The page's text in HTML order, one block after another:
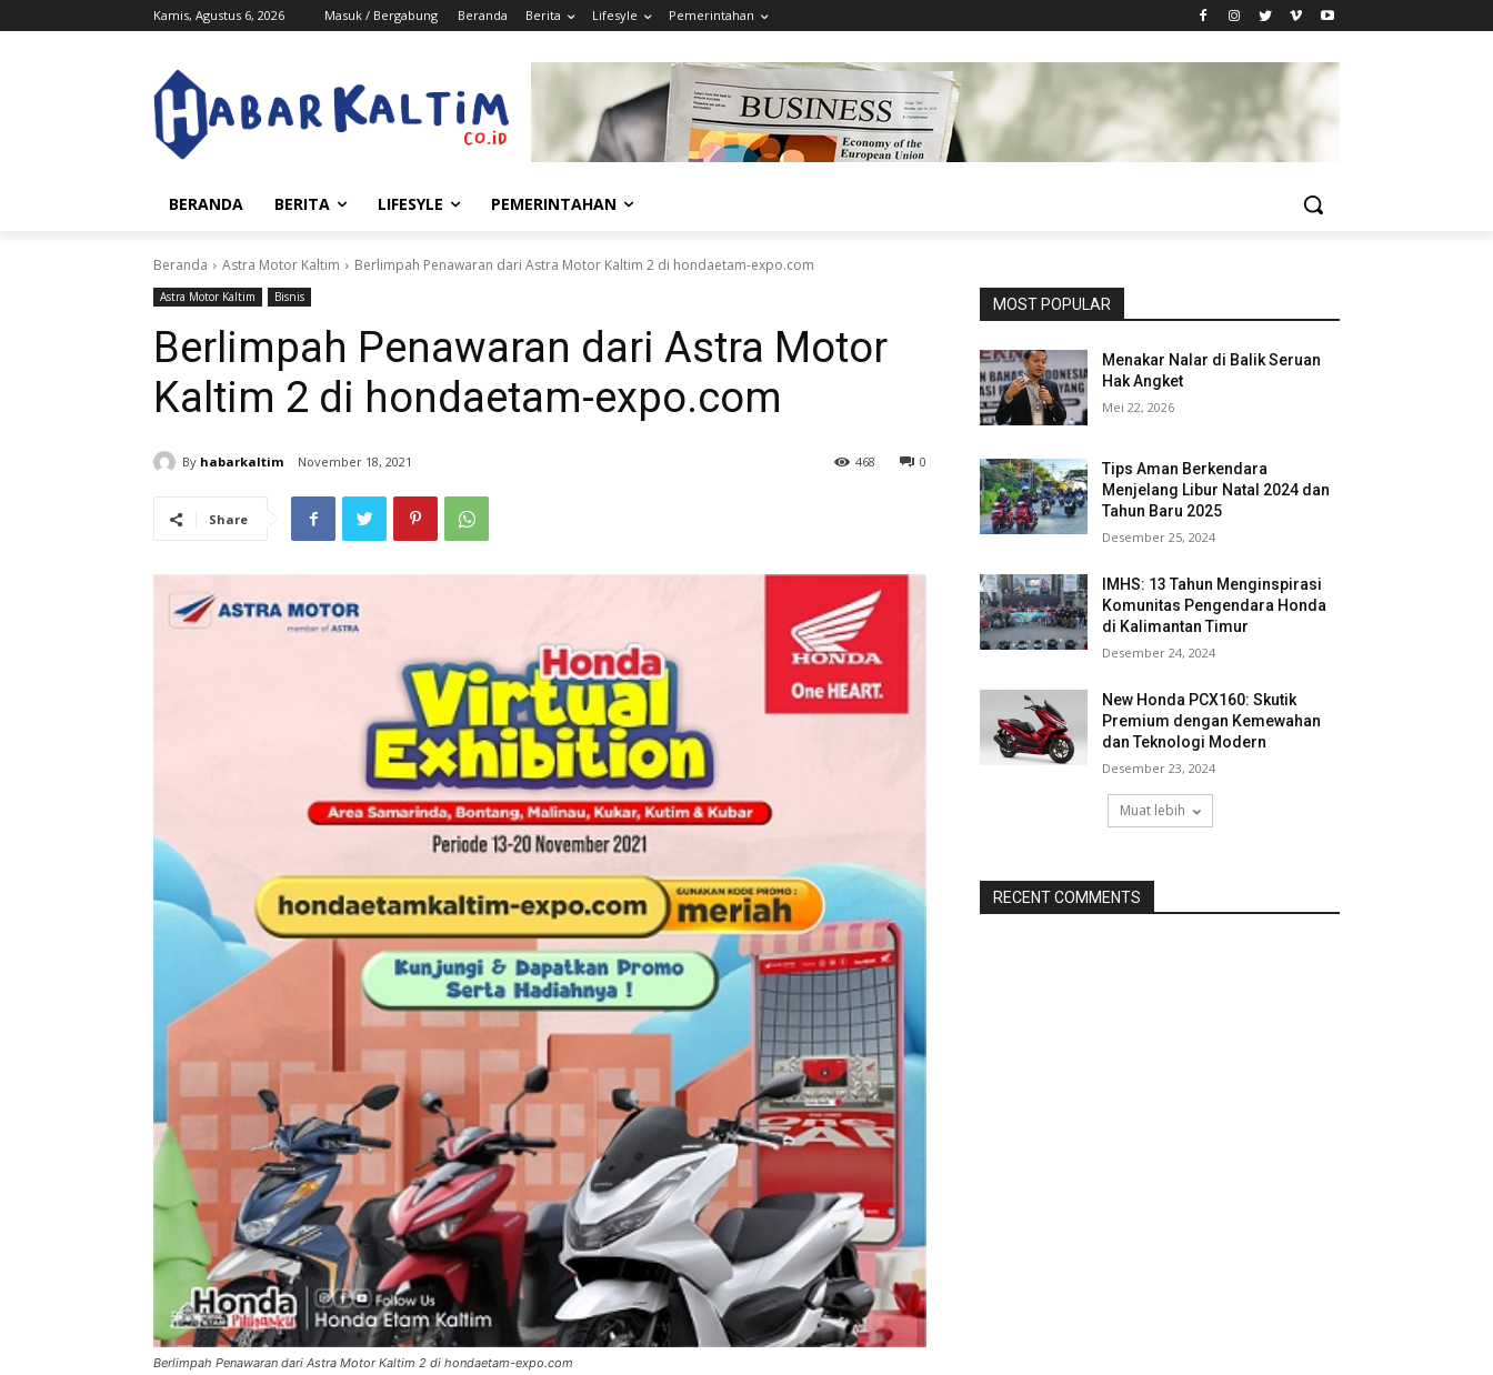
Kamis, Agustus 6, 2026 Masuk / Bergabung Beranda Berita Lifesyle Pemerintahan
BERANDA BERITA LIFESYLE PEMERINTAHAN
Beranda Astra Motor Kaltim Berlimpah Penawaran dari Astra Motor Kaltim 2 di hondaetam-expo.com
Astra Motor Kaltim Bisnis
Berlimpah Penawaran dari Astra Motor
Kaltim 2 di hondaetam-expo.com
By habarkaltim November 18, 2021 0
468
Share
Berlimpah Penawaran dari Astra Motor Kaltim 2 di hondaetam-expo.com
MOST POPULAR
Menakar Nalar di Balik Seruan
Hak Angket
Mei 22, 2026
Tips Aman Berkendara
Menjelang Libur Natal 2024 dan
Tahun Baru 2025
Desember 25, 2024
IMHS: 13 Tahun Menginspirasi
Komunitas Pengendara Honda
di Kalimantan Timur
Desember 24, 2024
New Honda PCX160: Skutik
Premium dengan Kemewahan
dan Teknologi Modern
Desember 23, 2024
Muat lebih
RECENT COMMENTS